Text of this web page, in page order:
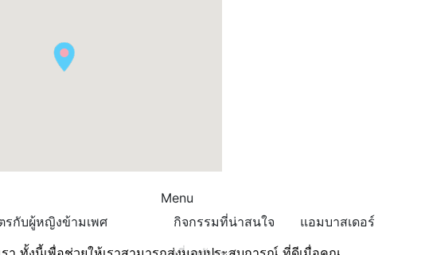
รกับผู้หญิงข้ามเพศ
Menu
กิจกรรมที่น่าสนใจ
แอมบาสเดอร์